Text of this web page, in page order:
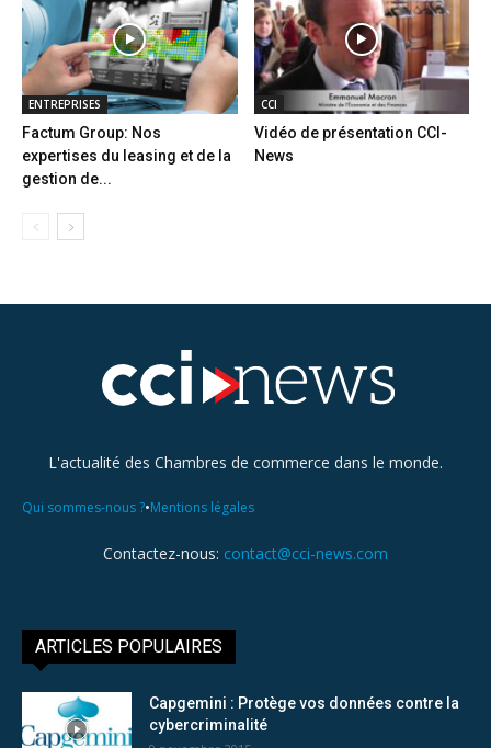
ENTREPRISES
Factum Group: Nos
expertises du leasing et de la
gestion de...
CCI
Vidéo de présentation CCI-
News
L'actualité des Chambres de commerce dans le monde.
Qui sommes-nous ?•Mentions légales
Contactez-nous: contact@cci-news.com
ARTICLES POPULAIRES
Capgemini : Protège vos données contre la
cybercriminalité